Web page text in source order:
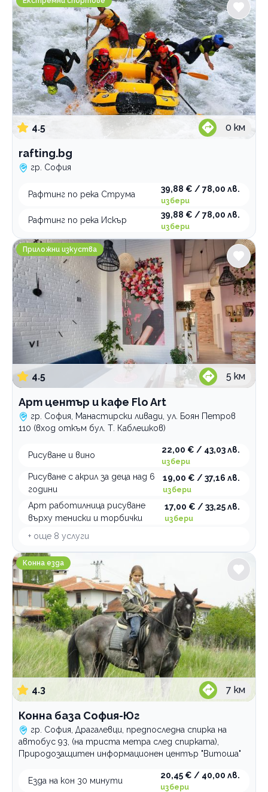
4.5 0 км
rafting.bg
гр. София
Рафтинг по река Струма
39,88 € / 78,00 лв.
избери
Рафтинг по река Искър
39,88 € / 78,00 лв.
избери
Арт център и кафе Flo Art
Приложни изкуства
4.5 5 км
Арт център и кафе Flo Art
гр. София, Манастирски ливади, ул. Боян Петров
110 (вход откъм бул. Т. Каблешков)
Рисуване и вино
22,00 € / 43,03 лв.
избери
Рисуване с акрил за деца над 6
години
19,00 € / 37,16 лв.
избери
Арт работилница рисуване
върху тениски и торбички
17,00 € / 33,25 лв.
избери
+ още 8 услуги
Конна база София-Юг
Конна езда
4.3 7 км
Конна база София-Юг
гр. София, Драгалевци, предпоследна спирка на
автобус 93, (на триста метра след спирката),
Природозащитен информационен център "Витоша"
Езда на кон 30 минути
20,45 € / 40,00 лв.
избери